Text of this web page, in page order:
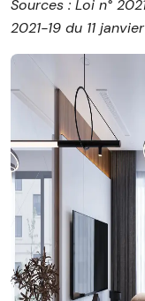
Sources : Loi n°
2021-19 du 11